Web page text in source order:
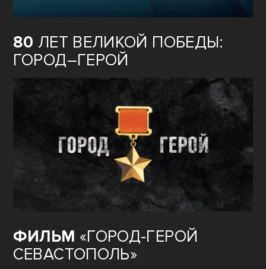
80 ЛЕТ ВЕЛИКОЙ ПОБЕДЫ:
ГОРОД–ГЕРОЙ
ФИЛЬМ «ГОРОД-ГЕРОЙ
СЕВАСТОПОЛЬ»